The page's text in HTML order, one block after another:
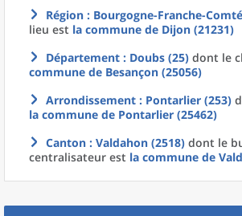
Région : Bourgogne-Franche-
lieu est la commune de Dijon (21231)
Département : Doubs (25) dont le
commune de Besançon (25056)
Arrondissement : Pontarlier (253)
la commune de Pontarlier (25462)
Canton : Valdahon (2518) dont le
centralisateur est la commune de